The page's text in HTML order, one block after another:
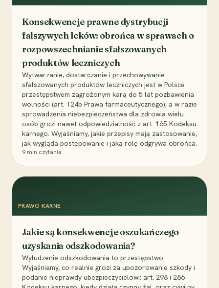
Konsekwencje prawne dystrybucji
fałszywych leków: obrońca w sprawach o
rozpowszechnianie sfałszowanych
produktów leczniczych
Wytwarzanie, dostarczanie i przechowywanie
sfałszowanych produktów leczniczych jest w Polsce
przestępstwem zagrożonym karą do 5 lat pozbawienia
wolności (art. 124b Prawa farmaceutycznego), a w razie
sprowadzenia niebezpieczeństwa dla zdrowia wielu
osób grozi nawet odpowiedzialność z art. 165 Kodeksu
karnego. Wyjaśniamy, jakie przepisy mają zastosowanie,
jak wygląda postępowanie i jaką rolę odgrywa obrońca.
9 min czytania
PRAWO KARNE
Jakie są konsekwencje oszukańczego
uzyskania odszkodowania?
Wyłudzenie odszkodowania to przestępstwo.
Wyjaśniamy, co realnie grozi za upozorowanie szkody i
podanie nieprawdy ubezpieczycielowi: art. 298 i 286